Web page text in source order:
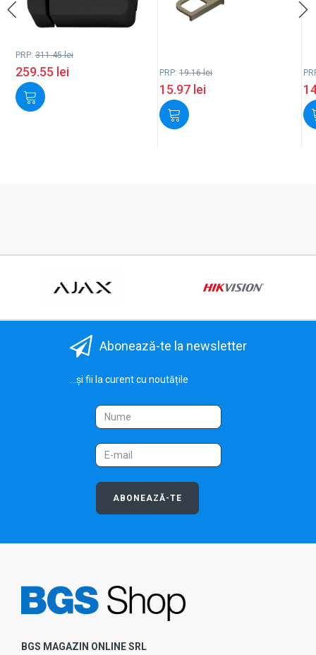
PRP: 311.45lei
259.55 lei PRP: 19.16lei
15.97 lei
Abonează-te la newsletter
...și fii la curent cu noutățile
ABONEAZĂ-TE
BGS MAGAZIN ONLINE SRL